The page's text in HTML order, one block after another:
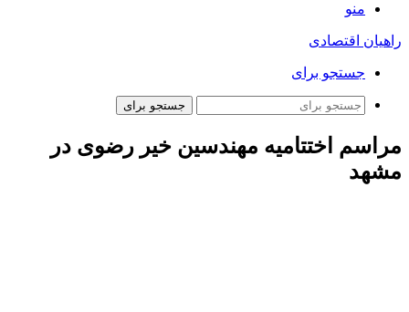
منو
راهیان اقتصادی
جستجو برای
جستجو برای
مراسم اختتامیه مهندسین خیر رضوی در
مشهد